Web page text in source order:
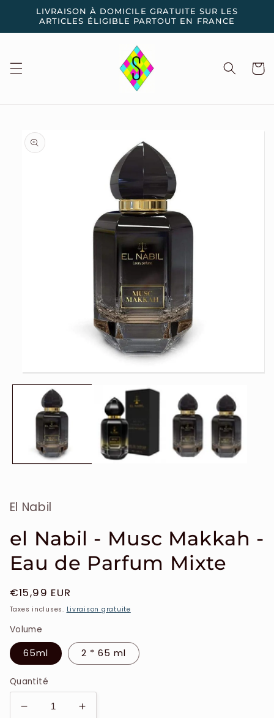
passer
contenu
LIVRAISON À DOMICILE GRATUITE SUR LES
ARTICLES ÉLIGIBLE PARTOUT EN FRANCE
Panier
Passer aux
informations
produits
le
média
dans
fenêtre
modale
El Nabil
el Nabil - Musc Makkah -
Eau de Parfum Mixte
Prix
habituel
€15,99 EUR
Taxes incluses. Livraison gratuite
Volume
65ml 2 * 65 ml
Quantité
Réduire
Augmenter